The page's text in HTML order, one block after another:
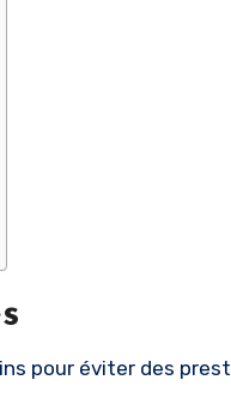
pour éviter des